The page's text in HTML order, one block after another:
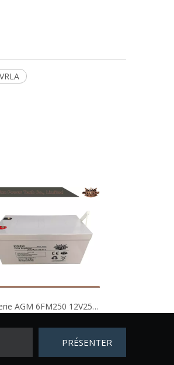
Batterie AGM 6FM250 12V250AH
PRÉSENTER